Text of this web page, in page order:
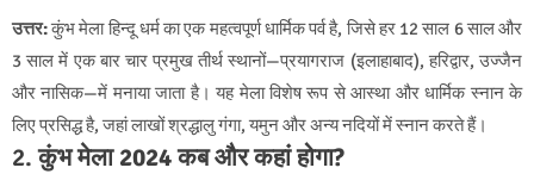
उत्तर:कुंभ मेला हिन्दू धर्म का एक महत्वपूर्ण धार्मिक पर्व है, जिसे हर 12 साल 6 साल और
3 साल में एक बार चार प्रमुख तीर्थ स्थानों—प्रयागराज (इलाहाबाद), हरिद्वार, उज्जैन
और नासिक—में मनाया जाता है। यह मेला विशेष रूप से आस्था और धार्मिक स्नान के
लिए प्रसिद्ध है, जहां लाखों श्रद्धालु गंगा, यमुन और अन्य नदियों में स्नान करते हैं।
2.कुंभ मेला 2024 कब और कहां होगा?